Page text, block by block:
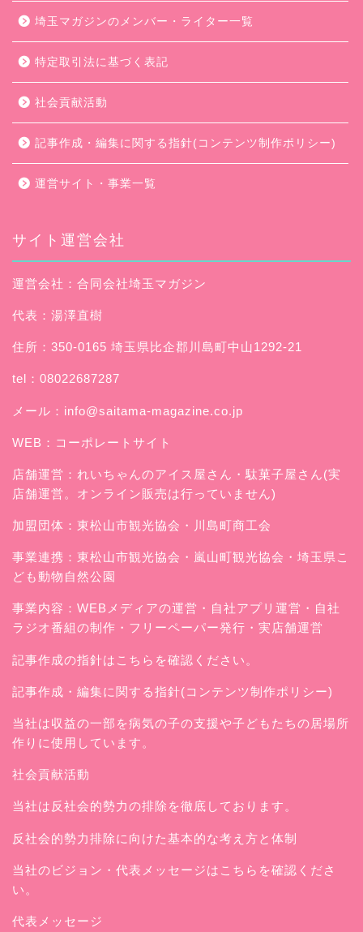
埼玉マガジンのメンバー・ライター一覧
特定取引法に基づく表記
社会貢献活動
記事作成・編集に関する指針(コンテンツ制作ポリシー)
運営サイト・事業一覧
サイト運営会社
運営会社：合同会社埼玉マガジン
代表：湯澤直樹
住所：350-0165 埼玉県比企郡川島町中山1292-21
tel：08022687287
メール： info@saitama-magazine.co.jp
WEB： コーポレートサイト
店舗運営： れいちゃんのアイス屋さん ・駄菓子屋さん(実
店舗運営。オンライン販売は行っていません)
加盟団体：東松山市観光協会・川島町商工会
事業連携：東松山市観光協会・嵐山町観光協会・埼玉県こ
ども動物自然公園
事業内容：WEBメディアの運営・自社アプリ運営・自社
ラジオ番組の制作・フリーペーパー発行・実店舗運営
記事作成の指針はこちらを確認ください。
記事作成・編集に関する指針(コンテンツ制作ポリシー)
当社は収益の一部を病気の子の支援や子どもたちの居場所
作りに使用しています。
社会貢献活動
当社は反社会的勢力の排除を徹底しております。
反社会的勢力排除に向けた基本的な考え方と体制
当社のビジョン・代表メッセージはこちらを確認くださ
い。
代表メッセージ